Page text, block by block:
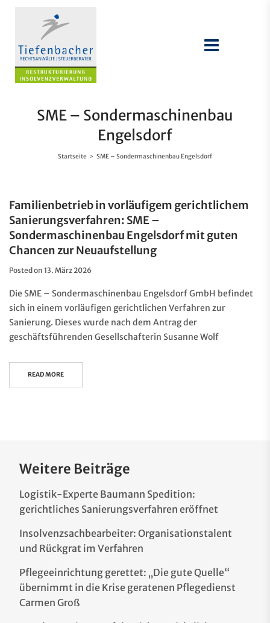
SME – Sondermaschinenbau
Engelsdorf
Startseite > SME – Sondermaschinenbau Engelsdorf
Familienbetrieb in vorläufigem gerichtlichem
Sanierungsverfahren: SME –
Sondermaschinenbau Engelsdorf mit guten
Chancen zur Neuaufstellung
Posted on 13. März 2026
Die SME – Sondermaschinenbau Engelsdorf GmbH befindet
sich in einem vorläufigen gerichtlichen Verfahren zur
Sanierung. Dieses wurde nach dem Antrag der
geschäftsführenden Gesellschafterin Susanne Wolf
READ MORE
Weitere Beiträge
Logistik-Experte Baumann Spedition:
gerichtliches Sanierungsverfahren eröffnet
Insolvenzsachbearbeiter: Organisationstalent
und Rückgrat im Verfahren
Pflegeeinrichtung gerettet: „Die gute Quelle“
übernimmt in die Krise geratenen Pflegedienst
Carmen Groß